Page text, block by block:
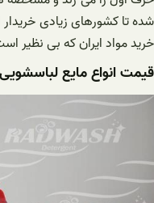
شده تا کشورهای زیادی
خرید مواد ایران که بی نظیر
قیمت انواع مایع